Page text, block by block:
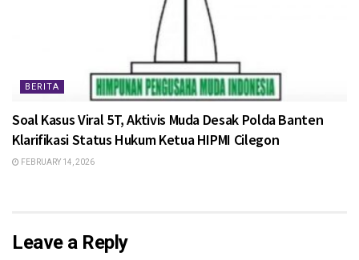
BERITA
Soal Kasus Viral 5T, Aktivis Muda Desak Polda Banten
Klarifikasi Status Hukum Ketua HIPMI Cilegon
FEBRUARY 14, 2026
Leave a Reply